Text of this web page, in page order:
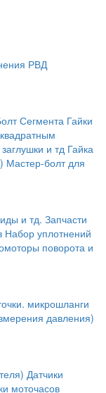
РВД
Сегмента Гайки
и тд Гайка
Мастер-болт для
и тд. Запчасти
Набор уплотнений
поворота и
микрошланги
давления)
Датчики
моточасов